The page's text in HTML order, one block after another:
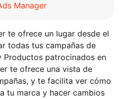
Manager
te ofrece un lugar desde el
todas tus campañas de
Productos patrocinados en
te ofrece una vista de
y te facilita ver cómo
tu marca y hacer cambios